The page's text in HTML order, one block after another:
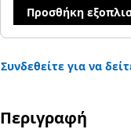
Προσθήκη
Συνδεθείτε για να
Περιγραφή